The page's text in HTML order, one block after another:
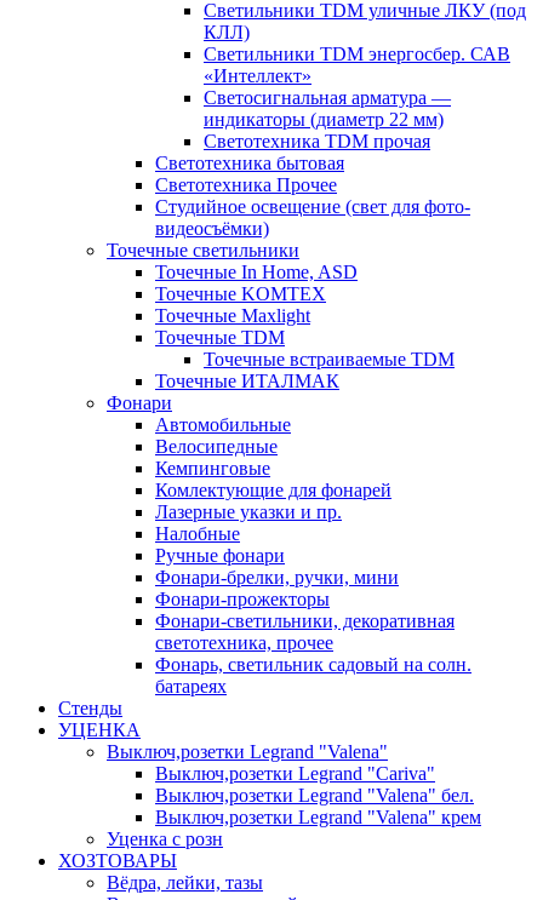
Светильники TDM уличные ЛКУ (под
КЛЛ)
Светильники TDM энергосбер. САВ
«Интеллект»
Светосигнальная арматура —
индикаторы (диаметр 22 мм)
Светотехника TDM прочая
Светотехника бытовая
Светотехника Прочее
Студийное освещение (свет для фото-
видеосъёмки)
Точечные светильники
Точечные In Home, ASD
Точечные KOMTEX
Точечные Maxlight
Точечные TDM
Точечные встраиваемые TDM
Точечные ИТАЛМАК
Фонари
Автомобильные
Велосипедные
Кемпинговые
Комлектующие для фонарей
Лазерные указки и пр.
Налобные
Ручные фонари
Фонари-брелки, ручки, мини
Фонари-прожекторы
Фонари-светильники, декоративная
светотехника, прочее
Фонарь, светильник садовый на солн.
батареях
Стенды
УЦЕНКА
Выключ,розетки Legrand "Valena"
Выключ,розетки Legrand "Cariva"
Выключ,розетки Legrand "Valena" бел.
Выключ,розетки Legrand "Valena" крем
Уценка с розн
ХОЗТОВАРЫ
Вёдра, лейки, тазы